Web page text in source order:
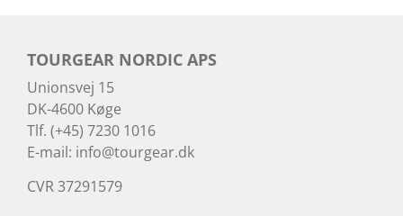
TOURGEAR NORDIC APS
Unionsvej 15
DK-4600 Køge
Tlf. (+45) 7230 1016
E-mail: info@tourgear.dk
CVR 37291579